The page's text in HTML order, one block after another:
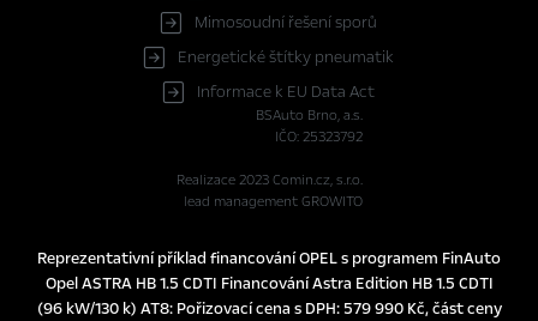
Mimosoudní řešení sporů
Energetické štítky pneumatik
Informace k EU Data Act
BSAuto Brno, a.s.
IČO: 25323792
Realizace 2023 Comin.cz, s.r.o.
lead management GROWITO
Reprezentativní příklad financování OPEL s programem FinAuto
Opel ASTRA HB 1.5 CDTI Financování Astra Edition HB 1.5 CDTI
(96 kW/130 k) AT8: Pořizovací cena s DPH: 579 990 Kč, část ceny